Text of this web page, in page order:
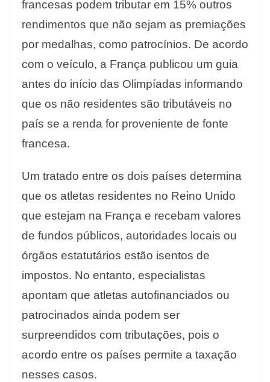
francesas podem tributar em 15% outros
rendimentos que não sejam as premiações
por medalhas, como patrocínios. De acordo
com o veículo, a França publicou um guia
antes do início das Olimpíadas informando
que os não residentes são tributáveis no
país se a renda for proveniente de fonte
francesa.
Um tratado entre os dois países determina
que os atletas residentes no Reino Unido
que estejam na França e recebam valores
de fundos públicos, autoridades locais ou
órgãos estatutários estão isentos de
impostos. No entanto, especialistas
apontam que atletas autofinanciados ou
patrocinados ainda podem ser
surpreendidos com tributações, pois o
acordo entre os países permite a taxação
nesses casos.